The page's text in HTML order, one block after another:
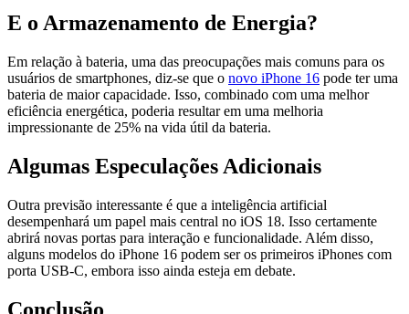
E o Armazenamento de Energia?
Em relação à bateria, uma das preocupações mais comuns para os
usuários de smartphones, diz-se que o novo iPhone 16 pode ter uma
bateria de maior capacidade. Isso, combinado com uma melhor
eficiência energética, poderia resultar em uma melhoria
impressionante de 25% na vida útil da bateria.
Algumas Especulações Adicionais
Outra previsão interessante é que a inteligência artificial
desempenhará um papel mais central no iOS 18. Isso certamente
abrirá novas portas para interação e funcionalidade. Além disso,
alguns modelos do iPhone 16 podem ser os primeiros iPhones com
porta USB-C, embora isso ainda esteja em debate.
Conclusão